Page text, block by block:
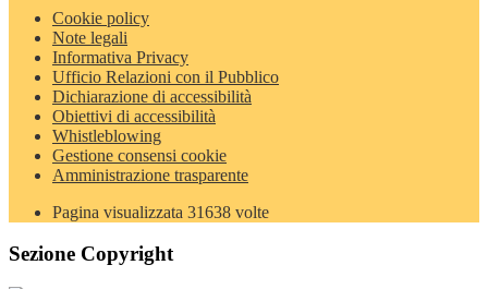
Cookie policy
Note legali
Informativa Privacy
Ufficio Relazioni con il Pubblico
Dichiarazione di accessibilità
Obiettivi di accessibilità
Whistleblowing
Gestione consensi cookie
Amministrazione trasparente
Pagina visualizzata 31638 volte
Sezione Copyright